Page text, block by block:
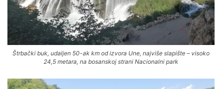
Štrbački buk, udaljen 50-ak km od izvora Une, najviše slapište – visoko
24,5 metara, na bosanskoj strani Nacionalni park